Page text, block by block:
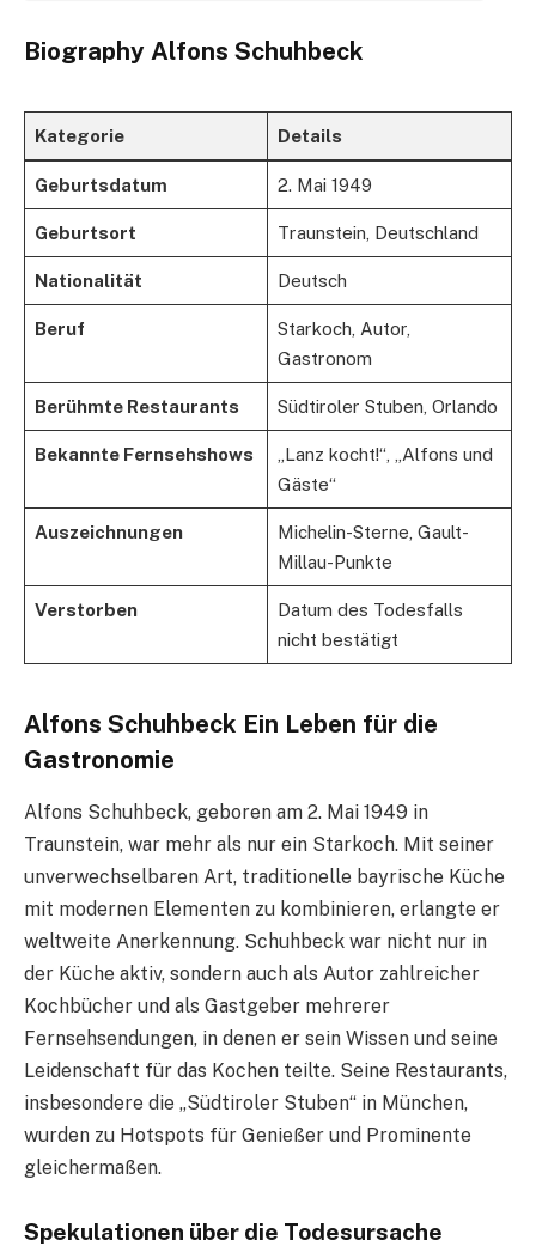
Biography Alfons Schuhbeck
Kategorie Details
Geburtsdatum 2. Mai 1949
Geburtsort Traunstein, Deutschland
Nationalität Deutsch
Beruf
Starkoch, Autor,
Gastronom
Berühmte Restaurants Südtiroler Stuben, Orlando
Bekannte Fernsehshows
„Lanz kocht!“, „Alfons und
Gäste“
Auszeichnungen
Michelin-Sterne, Gault-
Millau-Punkte
Verstorben
Datum des Todesfalls
nicht bestätigt
Alfons Schuhbeck Ein Leben für die
Gastronomie
Alfons Schuhbeck, geboren am 2. Mai 1949 in
Traunstein, war mehr als nur ein Starkoch. Mit seiner
unverwechselbaren Art, traditionelle bayrische Küche
mit modernen Elementen zu kombinieren, erlangte er
weltweite Anerkennung. Schuhbeck war nicht nur in
der Küche aktiv, sondern auch als Autor zahlreicher
Kochbücher und als Gastgeber mehrerer
Fernsehsendungen, in denen er sein Wissen und seine
Leidenschaft für das Kochen teilte. Seine Restaurants,
insbesondere die „Südtiroler Stuben“ in München,
wurden zu Hotspots für Genießer und Prominente
gleichermaßen.
Spekulationen über die Todesursache